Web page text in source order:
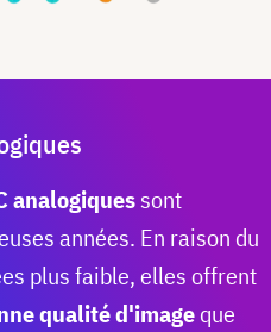
analogiquessont
années. En raison du
plus faible, elles offrent
qualité d'imageque